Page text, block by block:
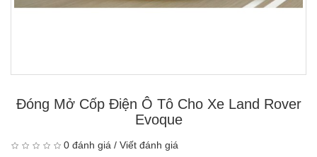
Đóng Mở Cốp Điện Ô Tô Cho Xe Land Rover
Evoque
0 đánh giá / Viết đánh giá